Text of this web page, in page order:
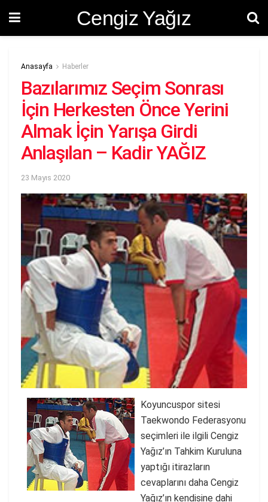
Cengiz Yağız
Anasayfa Haberler
Bazılarımız Seçim Sonrası
İçin Herkesten Önce Yerini
Almak İçin Yarışa Girdi
Anlaşılan – Kadir YAĞIZ
23 Mayıs 2020
Koyuncuspor sitesi
Taekwondo Federasyonu
seçimleri ile ilgili Cengiz
Yağız’ın Tahkim Kuruluna
yaptığı itirazların
cevaplarını daha Cengiz
Yağız’ın kendisine dahi